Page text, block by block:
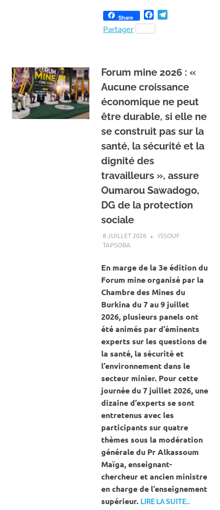
Share Facebook
Partager
Forum mine 2026 : «
Aucune croissance
économique ne peut
être durable, si elle ne
se construit pas sur la
santé, la sécurité et la
dignité des
travailleurs », assure
Oumarou Sawadogo,
DG de la protection
sociale
8 JUILLET 2026
ISSOUF
TAPSOBA
En marge de la 3e édition du
Forum mine organisé par la
Chambre des Mines du
Burkina du 7 au 9 juillet
2026, plusieurs panels ont
été animés par d’éminents
experts sur les questions de
la santé, la sécurité et
l’environnement dans le
secteur minier. Pour cette
journée du 7 juillet 2026, une
dizaine d’experts se sont
entretenus avec les
participants sur quatre
thèmes sous la modération
générale du Pr Alkassoum
Maïga, enseignant-
chercheur et ancien ministre
en charge de l’enseignement
supérieur. LIRE LA SUITE…